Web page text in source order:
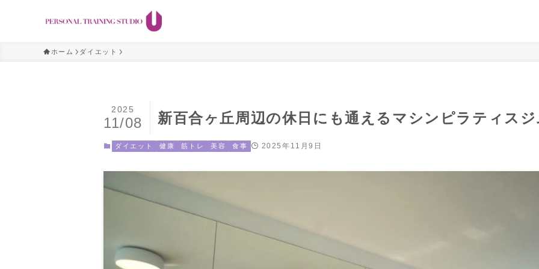
ホーム ダイエット
新百合ヶ丘周辺の休日にも通えるマシンピラティス
2025
11/08
ダイエット 健康 筋トレ 美容 食事 2025年11月9日